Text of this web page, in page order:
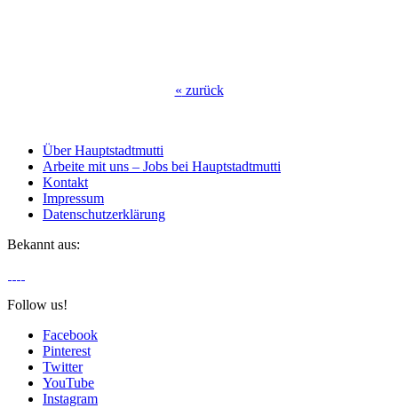
« zurück
Über Hauptstadtmutti
Arbeite mit uns – Jobs bei Hauptstadtmutti
Kontakt
Impressum
Datenschutzerklärung
Bekannt aus:
Follow us!
Facebook
Pinterest
Twitter
YouTube
Instagram